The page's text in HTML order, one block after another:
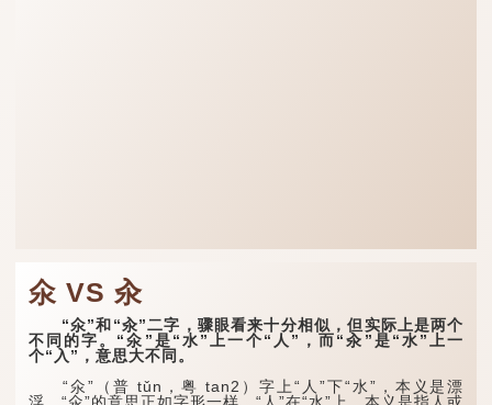
氽 VS 汆
“氽”和“汆”二字，骤眼看来十分相似，但实际上是两个
不同的字。“氽”是“水”上一个“人”，而“汆”是“水”上一
个“入”，意思大不同。
“氽”（普 tǔn，粤 tan2）字上“人”下“水”，本义是漂